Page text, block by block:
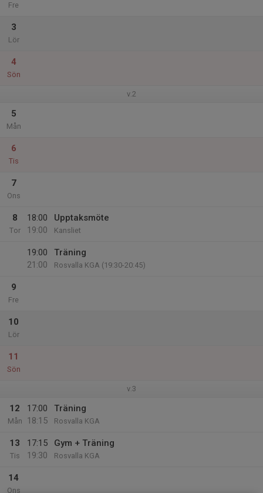
Fre
3
Lör
4
Sön
v.2
5
Mån
6
Tis
7
Ons
8
Tor
18:00
19:00
Upptaksmöte
Kansliet
19:00
21:00
Träning
Rosvalla KGA (19:30-20:45)
9
Fre
10
Lör
11
Sön
v.3
12
Mån
17:00
18:15
Träning
Rosvalla KGA
13
Tis
17:15
19:30
Gym + Träning
Rosvalla KGA
14
Ons